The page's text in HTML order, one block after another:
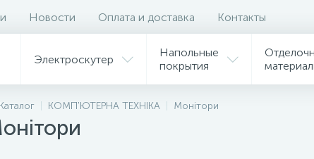
Новости Оплата и доставка Контакты
Электроскутер
Напольные
покрытия
Каталог КОМП'ЮТЕРНА ТЕХНІКА Монітори